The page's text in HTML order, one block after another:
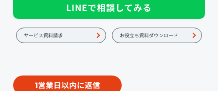
LINEで相談してみる
サービス資料請求 お役立ち資料ダウンロード
1営業日以内に返信